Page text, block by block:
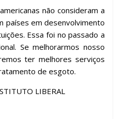
não consideram a
países em desenvolvimento
Essa foi no passado a
Se melhorarmos nosso
ter melhores serviços
de esgoto.
LIBERAL